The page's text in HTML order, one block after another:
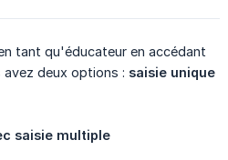
tant qu'éducateur en accédant
avez deux options : saisie unique
saisie multiple